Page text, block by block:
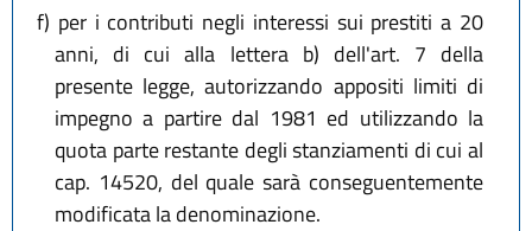
f) per i contributi negli interessi sui prestiti a 20
anni, di cui alla lettera b) dell'art. 7 della
presente legge, autorizzando appositi limiti di
impegno a partire dal 1981 ed utilizzando la
quota parte restante degli stanziamenti di cui al
cap. 14520, del quale sarà conseguentemente
modificata la denominazione.